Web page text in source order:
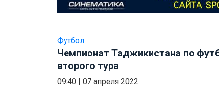
Футбол
Чемпионат Таджикистана по
второго тура
09:40
07 апреля 2022